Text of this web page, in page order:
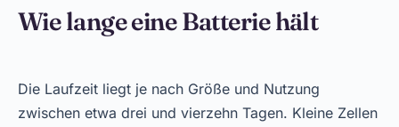
Wie lange eine Batterie hält
Die Laufzeit liegt je nach Größe und Nutzung
zwischen etwa drei und vierzehn Tagen. Kleine Zellen